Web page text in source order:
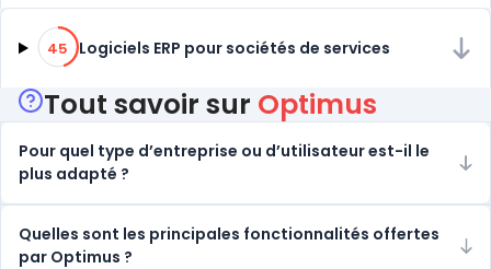
45% de compatibilité
45 Logiciels ERP pour sociétés de services
Tout savoir sur Optimus
Pour quel type d’entreprise ou d’utilisateur est-il le
plus adapté ?
Quelles sont les principales fonctionnalités offertes
par Optimus ?